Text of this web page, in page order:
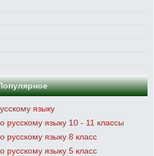
языку
русскому языку 10 - 11 классы
русскому языку 8 класс
русскому языку 5 класс